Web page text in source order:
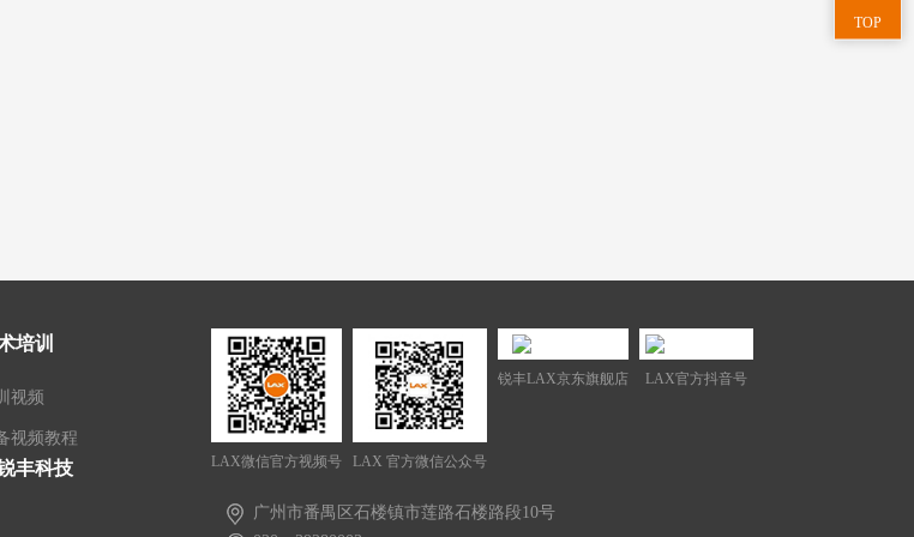
培训
视频
视频教程
丰科技 LAX微信官方视频号 LAX 官方微信公众号
锐丰LAX京东旗舰店 LAX官方抖音号
广州市番禺区石楼镇市莲路石楼路段10号
TOP